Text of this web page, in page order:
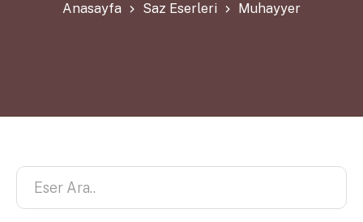
Anasayfa Saz Eserleri Muhayyer